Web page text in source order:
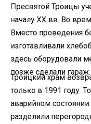
Пресвятой Троицы
началу XX вв. Во
Вместо проведения
изготавливали
здесь оборудовали
позже сделали гараж.
Троицкий храм
только в 1991 году.
аварийном
разделили